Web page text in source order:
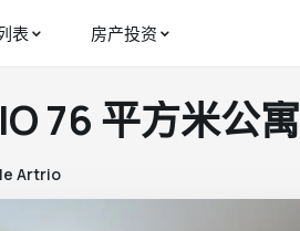
表 房产投资
76 平方米公寓
Artrio